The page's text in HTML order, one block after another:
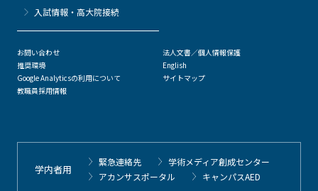
⼊試情報・高大院接続
お問い合わせ
推奨環境
Google Analyticsの利用について
教職員採用情報
法人文書／個人情報保護
English
サイトマップ
学内者用
緊急連絡先
学術メディア創成センター
アカンサスポータル
キャンパスAED